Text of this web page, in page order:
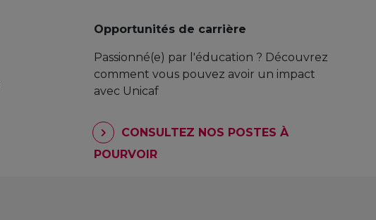
Opportunités de carrière
Passionné(e) par l'éducation ? Découvrez
comment vous pouvez avoir un impact
avec Unicaf
CONSULTEZ NOS POSTES À
POURVOIR